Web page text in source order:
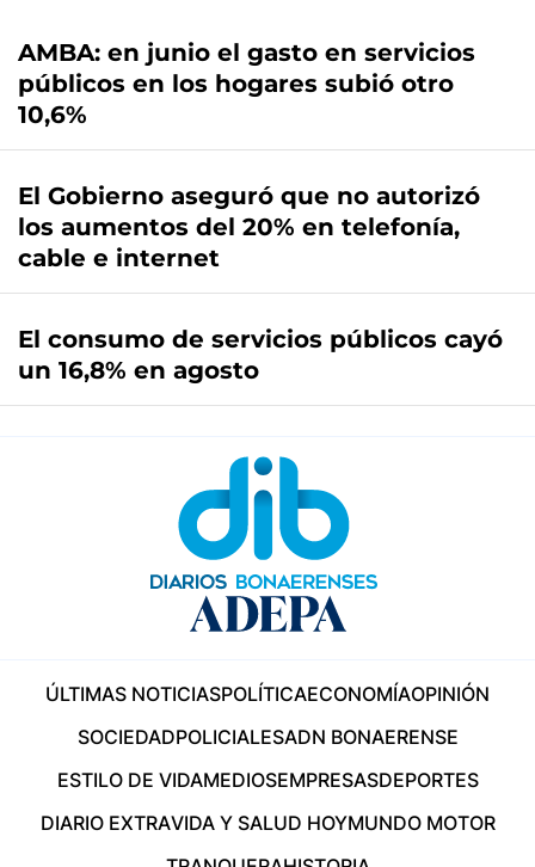
AMBA: en junio el gasto en servicios
públicos en los hogares subió otro
10,6%
El Gobierno aseguró que no autorizó
los aumentos del 20% en telefonía,
cable e internet
El consumo de servicios públicos cayó
un 16,8% en agosto
ÚLTIMAS NOTICIASPOLÍTICAECONOMÍAOPINIÓN
SOCIEDADPOLICIALESADN BONAERENSE
ESTILO DE VIDAMEDIOSEMPRESASDEPORTES
DIARIO EXTRAVIDA Y SALUD HOYMUNDO MOTOR